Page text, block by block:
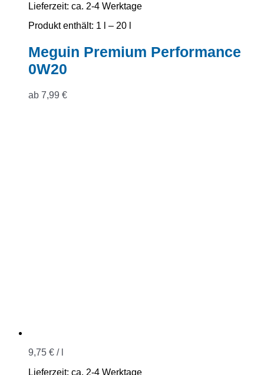
Lieferzeit: ca. 2-4 Werktage
Produkt enthält: 1
– 20
Meguin Premium Performance
0W20
ab 7,99 €
9,75 € /
Lieferzeit: ca. 2-4 Werktage